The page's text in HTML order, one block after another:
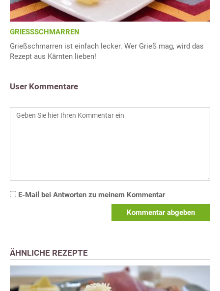
GRIESSSCHMARREN
Grießschmarren ist einfach lecker. Wer Grieß mag, wird das
Rezept aus Kärnten lieben!
User Kommentare
E-Mail bei Antworten zu meinem Kommentar
Kommentar abgeben
ÄHNLICHE REZEPTE